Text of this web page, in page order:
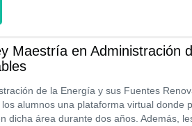
Maestría en Administración
de la Energía y sus Fuentes
alumnos una plataforma virtual donde
dicha área durante dos años. Además,